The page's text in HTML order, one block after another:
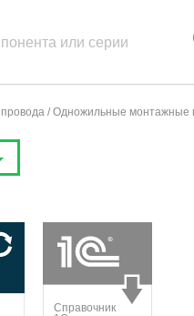
провода / Одножильные монтажные